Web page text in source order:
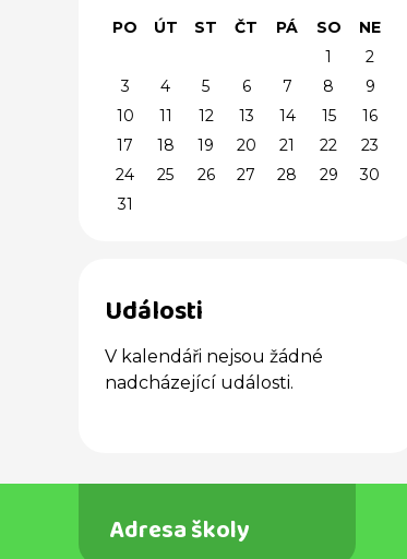
PO ÚT ST ČT PÁ SO
NE
1
2
3
4 5 6 7 8
9
10
11 12 13 14 15
16
17
18 19 20 21 22
23
24
25 26 27 28 29
30
31
Události
V kalendáři nejsou žádné
nadcházející události.
Adresa školy